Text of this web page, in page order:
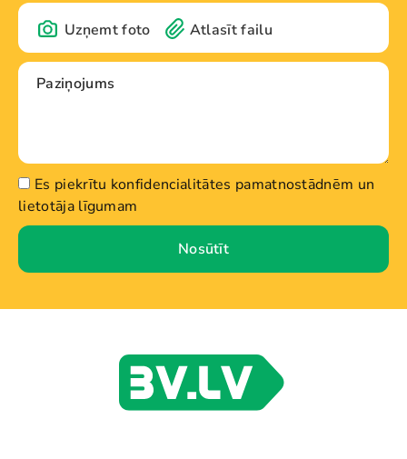
Uzņemt foto Atlasīt failu
Es piekrītu konfidencialitātes pamatnostādnēm un
lietotāja līgumam
Nosūtīt